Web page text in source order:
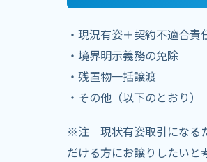
・現況有姿＋契約不適合
・境界明示義務の免除
・残置物一括譲渡
・その他（以下のとおり）
※注 現状有姿取引になる
だける方にお譲りしたいと